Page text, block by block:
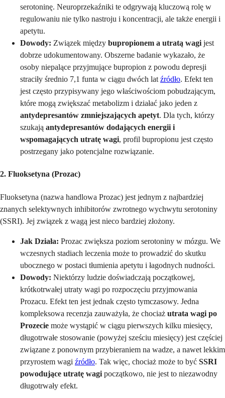
serotoninę. Neuroprzekaźniki te odgrywają kluczową rolę w
regulowaniu nie tylko nastroju i koncentracji, ale także energii i
apetytu.
Dowody: Związek między bupropionem a utratą wagi jest
dobrze udokumentowany. Obszerne badanie wykazało, że
osoby niepalące przyjmujące bupropion z powodu depresji
straciły średnio 7,1 funta w ciągu dwóch lat źródło. Efekt ten
jest często przypisywany jego właściwościom pobudzającym,
które mogą zwiększać metabolizm i działać jako jeden z
antydepresantów zmniejszających apetyt. Dla tych, którzy
szukają antydepresantów dodających energii i
wspomagających utratę wagi, profil bupropionu jest często
postrzegany jako potencjalne rozwiązanie.
2. Fluoksetyna (Prozac)
Fluoksetyna (nazwa handlowa Prozac) jest jednym z najbardziej
znanych selektywnych inhibitorów zwrotnego wychwytu serotoniny
(SSRI). Jej związek z wagą jest nieco bardziej złożony.
Jak Działa: Prozac zwiększa poziom serotoniny w mózgu. We
wczesnych stadiach leczenia może to prowadzić do skutku
ubocznego w postaci tłumienia apetytu i łagodnych nudności.
Dowody: Niektórzy ludzie doświadczają początkowej,
krótkotrwałej utraty wagi po rozpoczęciu przyjmowania
Prozacu. Efekt ten jest jednak często tymczasowy. Jedna
kompleksowa recenzja zauważyła, że chociaż utrata wagi po
Prozecie może wystąpić w ciągu pierwszych kilku miesięcy,
długotrwałe stosowanie (powyżej sześciu miesięcy) jest częściej
związane z ponownym przybieraniem na wadze, a nawet lekkim
przyrostem wagi źródło. Tak więc, chociaż może to być SSRI
powodujące utratę wagi początkowo, nie jest to niezawodny
długotrwały efekt.